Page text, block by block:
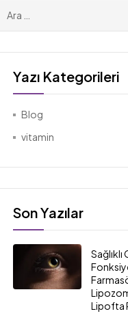
Yazı Kategorileri
Blog
vitamin
Son Yazılar
Lipofta